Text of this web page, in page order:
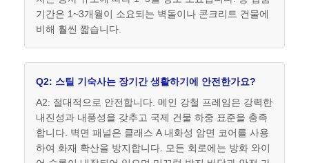
기간은 1~3개월이 소요되는 벽돌이나 콘크리트 건물에
비해 훨씬 짧습니다.
Q2: 스틸 기숙사는 장기간 생활하기에 안전한가요?
A2: 절대적으로 안전합니다. 메인 강철 프레임은 강력한
내진성과 내풍성을 갖추고 국제 건물 하중 표준을 충족
합니다. 벽면 패널은 클래스 A 내화성 암면 코어를 사용
하여 화재 확산을 방지합니다. 모든 회로에는 방화 와이